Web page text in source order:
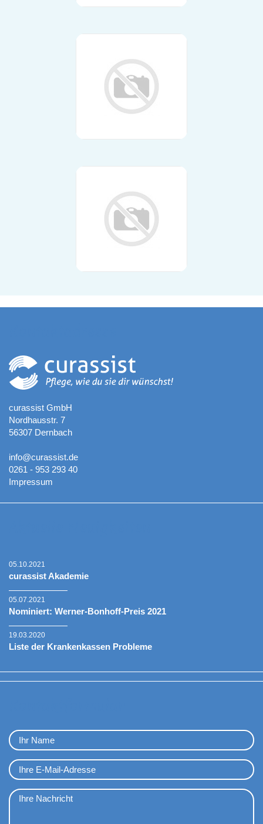
curassist GmbH
Nordhausstr. 7
56307 Dernbach
info@curassist.de
0261 - 953 293 40
Impressum
05.10.2021
curassist Akademie
05.07.2021
Nominiert: Werner-Bonhoff-Preis 2021
19.03.2020
Liste der Krankenkassen Probleme